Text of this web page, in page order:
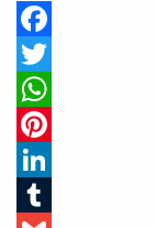
Facebook
Twitter
WhatsApp
Pinterest
LinkedIn